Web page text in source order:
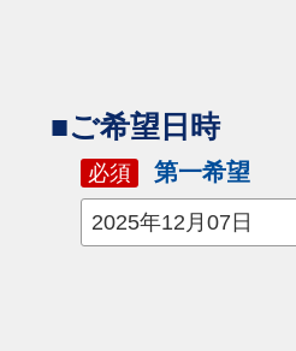
■ご希望日時
必須 第一希望